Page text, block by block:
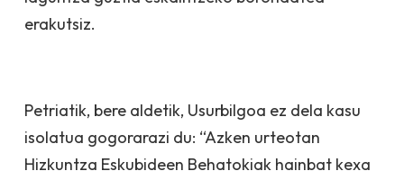
erakutsiz.
Petriatik, bere aldetik, Usurbilgoa ez dela kasu
isolatua gogorarazi du: “Azken urteotan
Hizkuntza Eskubideen Behatokiak hainbat kexa